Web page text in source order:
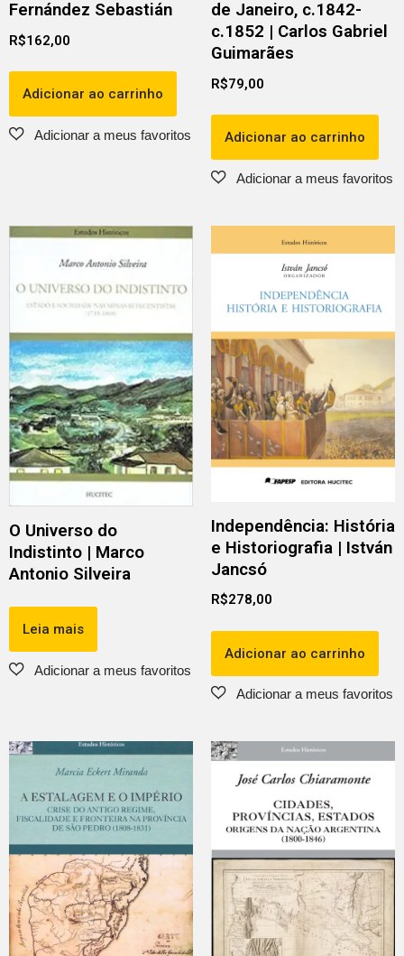
Fernández Sebastián
R$162,00
Adicionar ao carrinho
de Janeiro, c.1842-
c.1852 | Carlos Gabriel
Guimarães
R$79,00
Adicionar ao carrinho
O Universo do
Indistinto | Marco
Antonio Silveira
Leia mais
Independência: História
e Historiografia | István
Jancsó
R$278,00
Adicionar ao carrinho